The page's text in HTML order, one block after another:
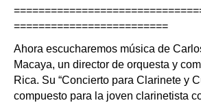
=========================
Ahora escucharemos música de
Macaya, un director de orquesta y
Rica. Su “Concierto para Clarinete y
compuesto para la joven clarinetista